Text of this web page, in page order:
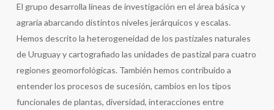
El grupo desarrolla líneas de investigación en el área básica y
agraria abarcando distintos niveles jerárquicos y escalas.
Hemos descrito la heterogeneidad de los pastizales naturales
de Uruguay y cartografiado las unidades de pastizal para cuatro
regiones geomorfológicas. También hemos contribuido a
entender los procesos de sucesión, cambios en los tipos
funcionales de plantas, diversidad, interacciones entre